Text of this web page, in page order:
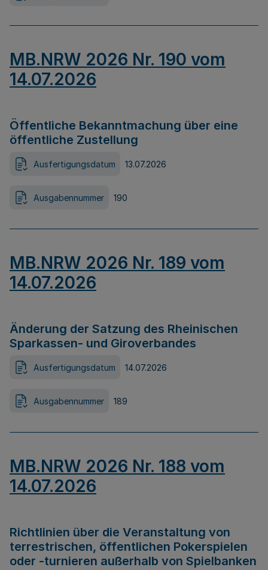
MB.NRW 2026 Nr. 190 vom
14.07.2026
Öffentliche Bekanntmachung über eine
öffentliche Zustellung
Ausfertigungsdatum 13.07.2026
Ausgabennummer 190
MB.NRW 2026 Nr. 189 vom
14.07.2026
Änderung der Satzung des Rheinischen
Sparkassen- und Giroverbandes
Ausfertigungsdatum 14.07.2026
Ausgabennummer 189
MB.NRW 2026 Nr. 188 vom
14.07.2026
Richtlinien über die Veranstaltung von
terrestrischen, öffentlichen Pokerspielen
oder -turnieren außerhalb von Spielbanken